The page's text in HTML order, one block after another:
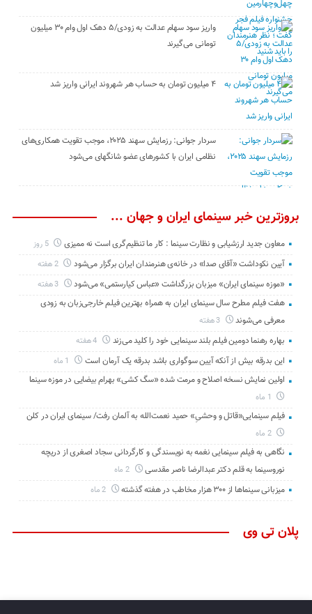
واریز سود سهام عدالت به زودی/۵ دهک اول وام ۳۰ میلیون
تومانی می‌گیرند
۴ میلیون تومان به حساب هر شهروند ایرانی واریز شد
سردار جوانی: رزمایش سهند ۲۰۲۵، موجب تقویت همکاری‌های
نظامی ایران با کشور‌های عضو شانگهای می‌شود
بروزترین خبر سینمای ایران و جهان ...
معاون جدید ارزشیابی و نظارت سینما : کار ما تنظیم‌گری است نه ممیزی 5 روز
آیین نکوداشت «آقای صدا» در خانه‌ی هنرمندان ایران برگزار می‌شود 2 هفته
«موزه سینمای ایران» میزبان بزرگداشت «عباس کیارستمی» می‌شود 3 هفته
هفت فیلم مطرح سال سینمای ایران به همراه بهترین فیلم خارجی‌زبان به زودی
معرفی می‌شوند
3 هفته
بهاره رهنما دومین فیلم بلند سینمایی خود را کلید می‌زند
این بدرقه بیش از آنکه آیین سوگواری باشد بدرقه یک آرمان است
اولین نمایش نسخه اصلاح و مرمت شده «سگ کشی» بهرام بیضایی در موزه سینما
فیلم سینمایی«قاتل و وحشیِ» حمید نعمت‌الله به آلمان رفت/ سینمای ایران در کلن
2 ماه
نگاهی به فیلم سینمایی نغمه به نویسندگی و کارگردانی سجاد اصغری از دریچه
نوروسینما به قلم دکتر عبدالرضا ناصر مقدسی
2 ماه
میزبانی سینماها از ۳۰۰ هزار مخاطب در هفته گذشته 2 ماه
پلان تی وی